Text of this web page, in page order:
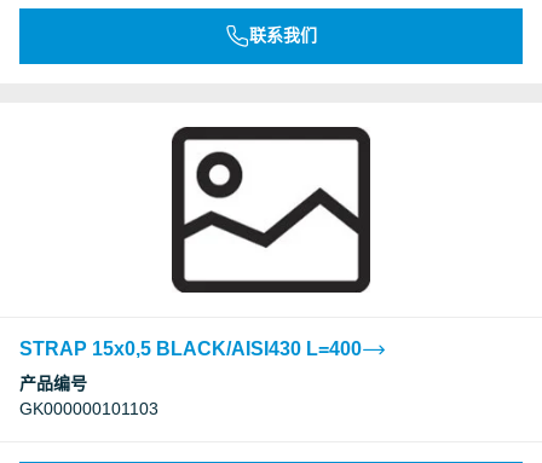
联系我们
STRAP 15x0,5 BLACK/AISI430 L=400
产品编号
GK000000101103